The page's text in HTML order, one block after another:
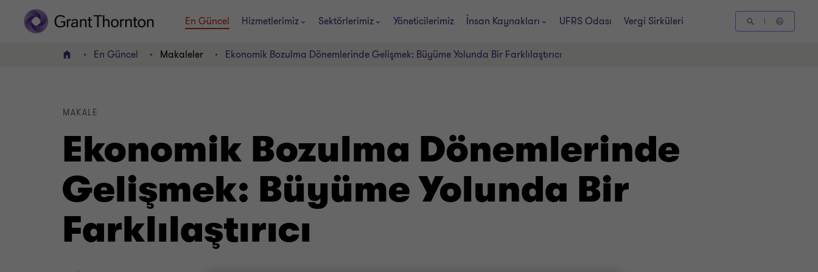
En Güncel Hizmetlerimiz Sektörlerimiz Yöneticilerimiz İnsan Kaynakları UFRS Odası Vergi Sirküleri
Home En Güncel Makaleler Ekonomik Bozulma Dönemlerinde Gelişmek: Büyüme Yolunda Bir Farklılaştırıcı
Ekonomik Bozulma Dönemlerinde
Gelişmek: Büyüme Yolunda Bir
Farklılaştırıcı
MAKALE